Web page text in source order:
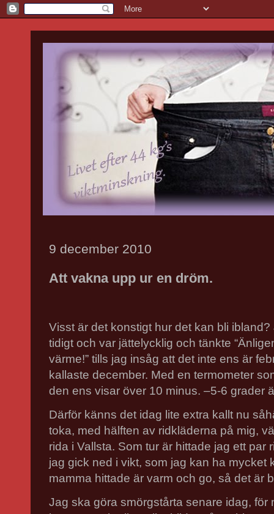
9 december 2010
Att vakna upp ur en dröm.
Visst är det konstigt hur det kan bli
tidigt och var jättelycklig och tänkte
värme!” tills jag insåg att det inte ens är
kallaste december. Med en termometer
den ens visar över 10 minus. –5-6 grader
Därför känns det idag lite extra kallt nu
toka, med hälften av ridkläderna på mig,
rida i Vallsta. Som tur är hittade jag ett
jag gick ned i vikt, som jag kan ha mycket
mamma hittade är varm och go, så det är
Jag ska göra smörgstårta senare idag, för